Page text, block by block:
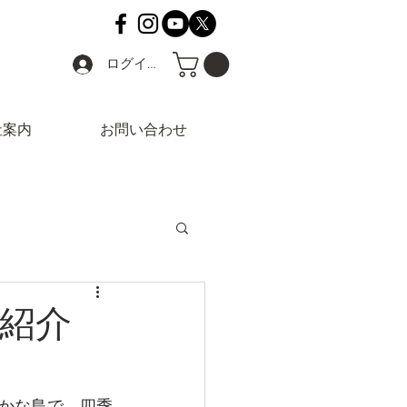
ログイン
内 お問い合わせ
介